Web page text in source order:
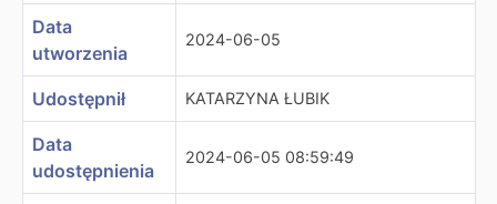
Data
utworzenia
2024-06-05
Udostępnił KATARZYNA ŁUBIK
Data
udostępnienia
2024-06-05 08:59:49